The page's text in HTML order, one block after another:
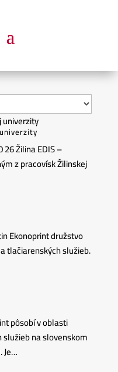
Žilina EDIS –
z pracovísk Žilinskej
Ekonoprint družstvo
tlačiarenských služieb.
pôsobí v oblasti
na slovenskom
Je…